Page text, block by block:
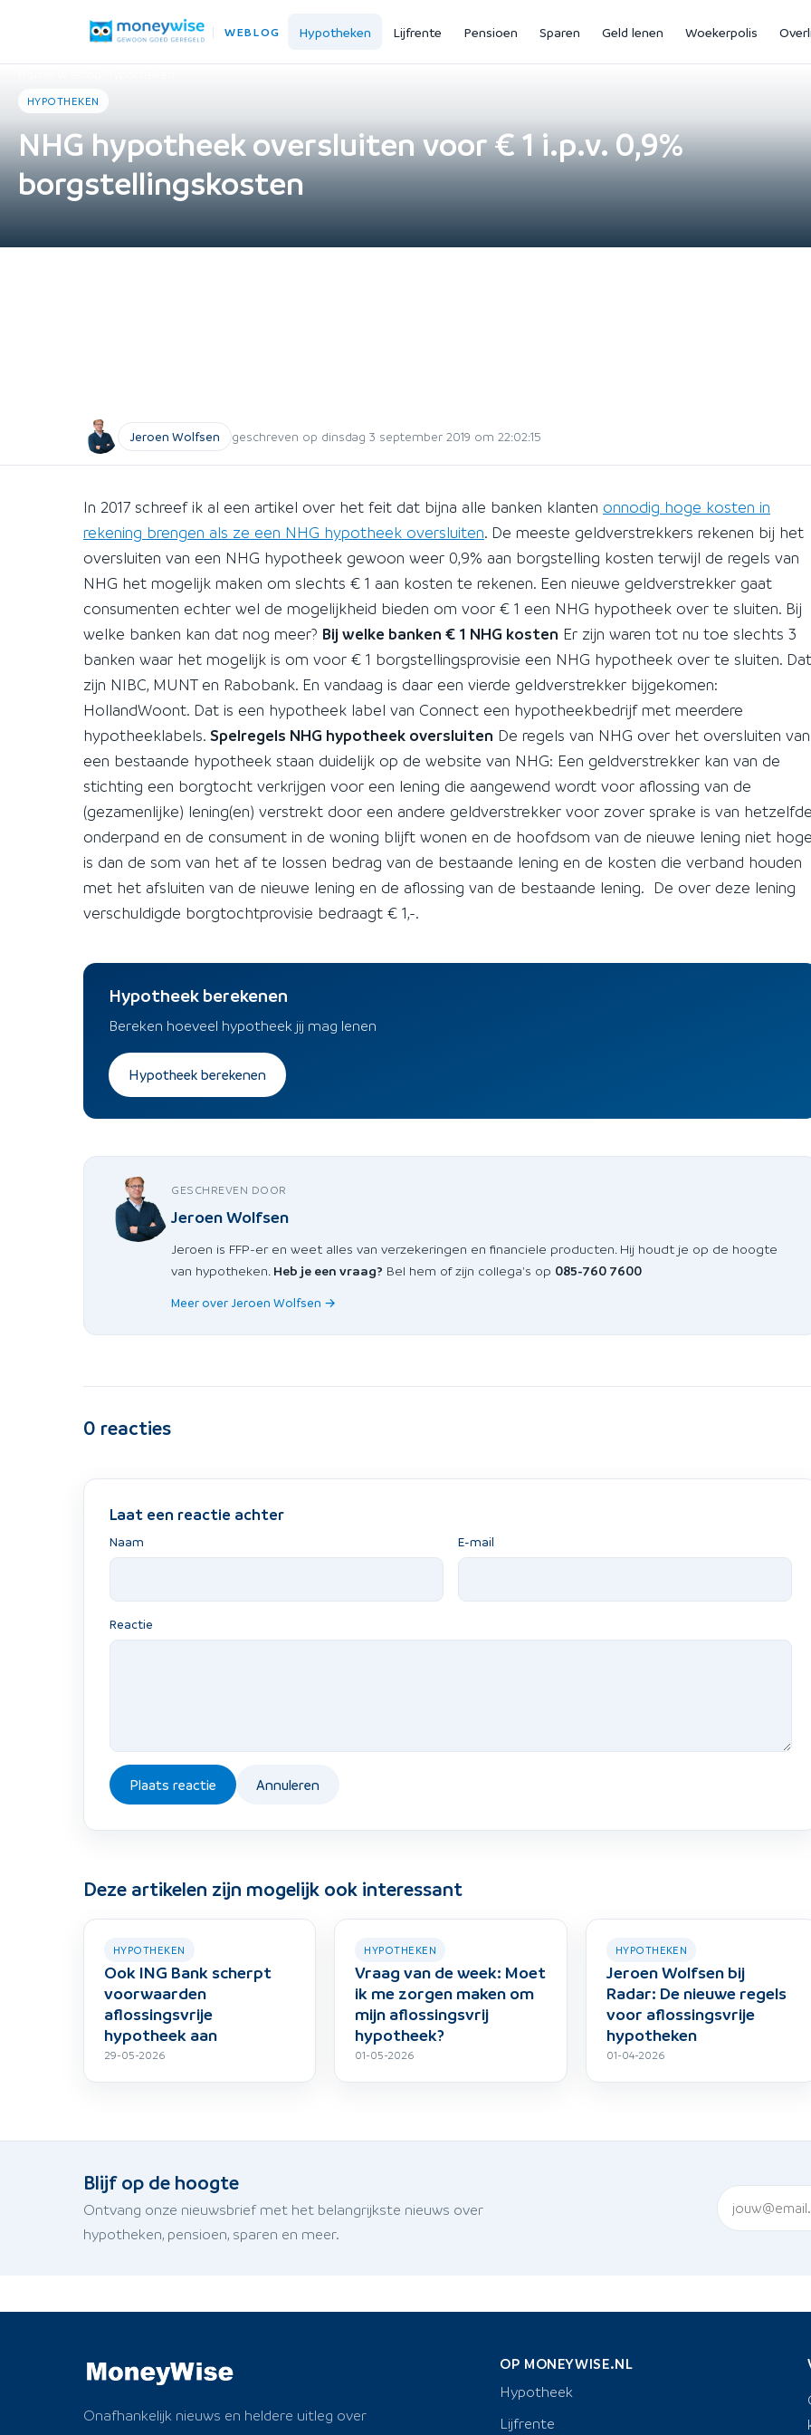
WEBLOG Hypotheken Lijfrente Pensioen Sparen Geld lenen Woekerpolis
HYPOTHEKEN
NHG hypotheek oversluiten voor € 1 i.p.v. 0,9%
borgstellingskosten
Jeroen Wolfsen geschreven op dinsdag 3 september 2019 om 22:02:15
In 2017 schreef ik al een artikel over het feit dat bijna alle banken klanten onnodig hoge kosten in
rekening brengen als ze een NHG hypotheek oversluiten. De meeste geldverstrekkers rekenen bij het
oversluiten van een NHG hypotheek gewoon weer 0,9% aan borgstelling kosten terwijl de regels van
NHG het mogelijk maken om slechts € 1 aan kosten te rekenen. Een nieuwe geldverstrekker gaat
consumenten echter wel de mogelijkheid bieden om voor € 1 een NHG hypotheek over te sluiten. Bij
welke banken kan dat nog meer? Bij welke banken € 1 NHG kosten Er zijn waren tot nu toe slechts 3
banken waar het mogelijk is om voor € 1 borgstellingsprovisie een NHG hypotheek over te sluiten. Dat
zijn NIBC, MUNT en Rabobank. En vandaag is daar een vierde geldverstrekker bijgekomen:
HollandWoont. Dat is een hypotheek label van Connect een hypotheekbedrijf met meerdere
hypotheeklabels. Spelregels NHG hypotheek oversluiten De regels van NHG over het oversluiten van
een bestaande hypotheek staan duidelijk op de website van NHG: Een geldverstrekker kan van de
stichting een borgtocht verkrijgen voor een lening die aangewend wordt voor aflossing van de
(gezamenlijke) lening(en) verstrekt door een andere geldverstrekker voor zover sprake is van
onderpand en de consument in de woning blijft wonen en de hoofdsom van de nieuwe lening niet
is dan de som van het af te lossen bedrag van de bestaande lening en de kosten die verband houden
met het afsluiten van de nieuwe lening en de aflossing van de bestaande lening. De over deze lening
verschuldigde borgtochtprovisie bedraagt € 1,-.
Hypotheek berekenen
Bereken hoeveel hypotheek jij mag lenen
Hypotheek berekenen
GESCHREVEN DOOR
Jeroen Wolfsen
Jeroen is FFP-er en weet alles van verzekeringen en financiele producten. Hij houdt je op de hoogte
van hypotheken. Heb je een vraag? Bel hem of zijn collega's op 085-760 7600
Meer over Jeroen Wolfsen →
0 reacties
Laat een reactie achter
Naam E-mail
Reactie
Plaats reactie Annuleren
Deze artikelen zijn mogelijk ook interessant
HYPOTHEKEN
Ook ING Bank scherpt
voorwaarden
aflossingsvrije
hypotheek aan
29-05-2026
HYPOTHEKEN
Vraag van de week: Moet
ik me zorgen maken om
mijn aflossingsvrij
hypotheek?
01-05-2026
HYPOTHEKEN
Jeroen Wolfsen bij
Radar: De nieuwe regels
voor aflossingsvrije
hypotheken
01-04-2026
Blijf op de hoogte
Ontvang onze nieuwsbrief met het belangrijkste nieuws over
hypotheken, pensioen, sparen en meer.
Onafhankelijk nieuws en heldere uitleg over
OP MONEYWISE.NL
Hypotheek
Lijfrente